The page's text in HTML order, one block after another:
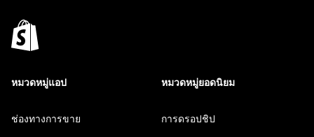
หมวดหมู่แอป
ช่องทางการขาย
หมวดหมู่ยอดนิยม
การดรอปชิป